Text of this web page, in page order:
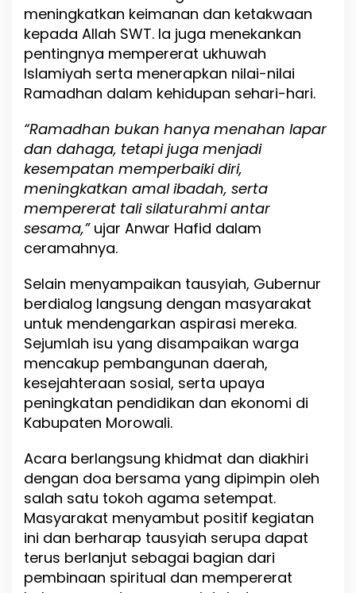
s
i
a
h
R
a
a
d
h
a
n
d
M
j
d
N
u
r
u
l
I
W
o
s
u
meningkatkan keimanan dan ketakwaan
kepada Allah SWT. Ia juga menekankan
pentingnya mempererat ukhuwah
Islamiyah serta menerapkan nilai-nilai
Ramadhan dalam kehidupan sehari-hari.
“Ramadhan bukan hanya menahan lapar
dan dahaga, tetapi juga menjadi
kesempatan memperbaiki diri,
meningkatkan amal ibadah, serta
mempererat tali silaturahmi antar
sesama,”ujar Anwar Hafid dalam
ceramahnya.
Selain menyampaikan tausyiah, Gubernur
berdialog langsung dengan masyarakat
untuk mendengarkan aspirasi mereka.
Sejumlah isu yang disampaikan warga
mencakup pembangunan daerah,
kesejahteraan sosial, serta upaya
peningkatan pendidikan dan ekonomi di
Kabupaten Morowali.
Acara berlangsung khidmat dan diakhiri
dengan doa bersama yang dipimpin oleh
salah satu tokoh agama setempat.
Masyarakat menyambut positif kegiatan
ini dan berharap tausyiah serupa dapat
terus berlanjut sebagai bagian dari
pembinaan spiritual dan mempererat